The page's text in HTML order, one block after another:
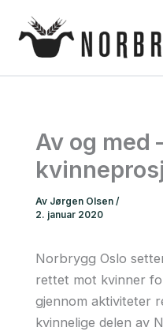
rett
Av og med
Av Jørgen Olsen /
2. januar 2020
Norbrygg Oslo
rettet mot kvinner
gjennom aktiviteter
kvinnelige delen av